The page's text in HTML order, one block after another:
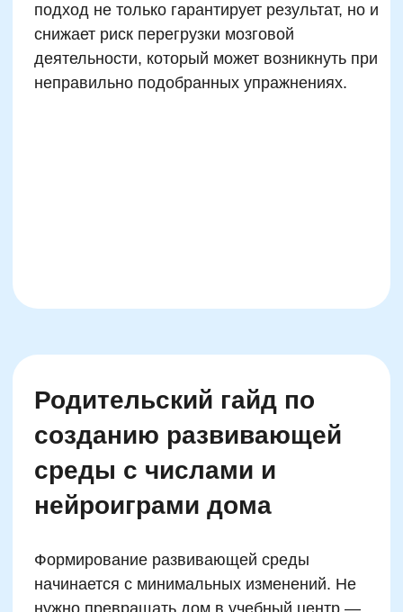
параллельного образования, такие как
Основная задача — сделать обучение
комфортном объеме, в виде игры, с
отслеживанием динамики. Родители,
дома, становятся мощной поддержкой для
образовании.
Для того чтобы школа смогла
провести “нейроминутку” в начале урока:
простую числовую разминку или логическую